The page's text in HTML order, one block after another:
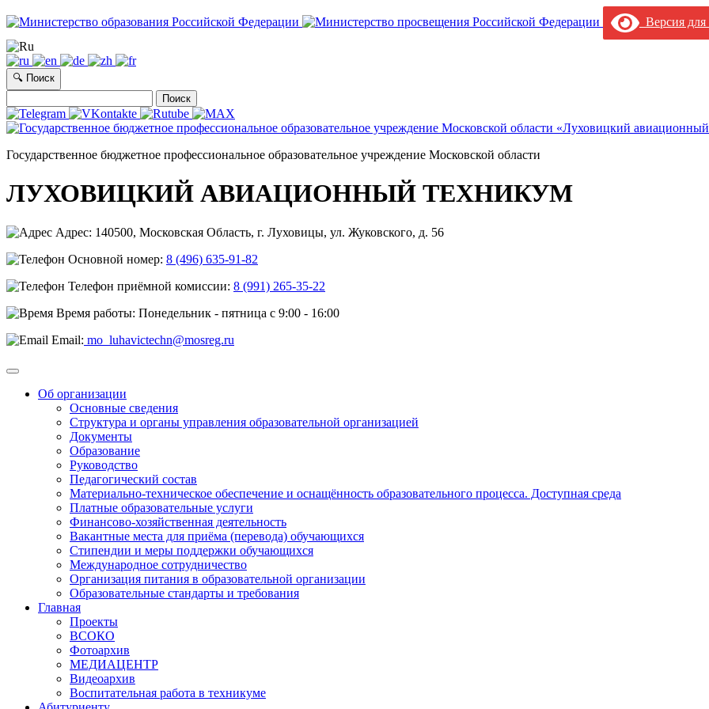
Версия
🔍 Поиск
Государственное бюджетное профессиональное образовательное учреждение Московской области
ЛУХОВИЦКИЙ АВИАЦИОННЫЙ ТЕХНИКУМ
Адрес: 140500, Московская Область, г. Луховицы, ул. Жуковского, д. 56
Основной номер: 8 (496) 635-91-82
Телефон приёмной комиссии: 8 (991) 265-35-22
Время работы: Понедельник - пятница с 9:00 - 16:00
Email: mo_luhavictechn@mosreg.ru
Об организации
Основные сведения
Структура и органы управления образовательной организацией
Документы
Образование
Руководство
Педагогический состав
Материально-техническое обеспечение и оснащённость образовательного процесса. Доступная среда
Платные образовательные услуги
Финансово-хозяйственная деятельность
Вакантные места для приёма (перевода) обучающихся
Стипендии и меры поддержки обучающихся
Международное сотрудничество
Организация питания в образовательной организации
Образовательные стандарты и требования
Главная
Проекты
ВСОКО
Фотоархив
МЕДИАЦЕНТР
Видеоархив
Воспитательная работа в техникуме